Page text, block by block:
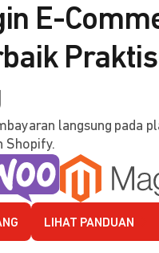
E-
Praktis
langsung pada
Shopify.
LIHAT PANDUAN